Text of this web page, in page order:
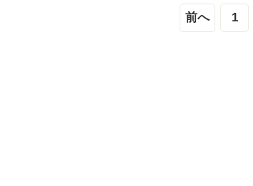
前へ 1